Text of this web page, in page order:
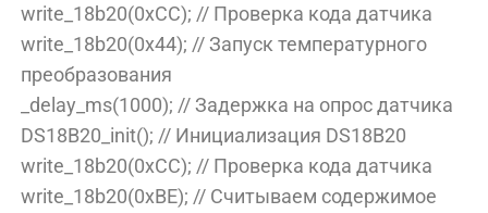
write_18b20(0xCC); // Проверка кода датчика
write_18b20(0x44); // Запуск температурного
преобразования
_delay_ms(1000); // Задержка на опрос датчика
DS18B20_init(); // Инициализация DS18B20
write_18b20(0xCC); // Проверка кода датчика
write_18b20(0xBE); // Считываем содержимое